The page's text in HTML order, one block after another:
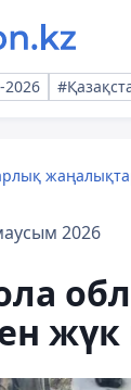
2026
жүк